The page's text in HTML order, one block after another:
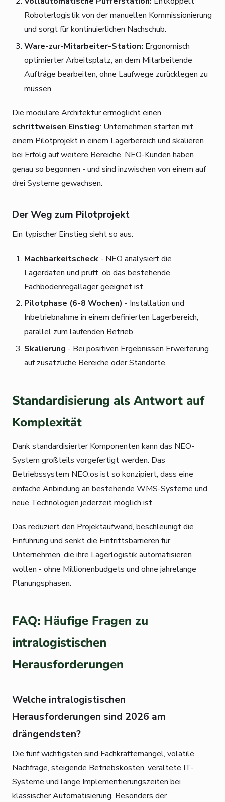
Roboterlogistik von der manuellen Kommissionierung
und sorgt für kontinuierlichen Nachschub.
Ware-zur-Mitarbeiter-Station: Ergonomisch
optimierter Arbeitsplatz, an dem Mitarbeitende
Aufträge bearbeiten, ohne Laufwege zurücklegen zu
müssen.
Die modulare Architektur ermöglicht einen
schrittweisen Einstieg: Unternehmen starten mit
einem Pilotprojekt in einem Lagerbereich und skalieren
bei Erfolg auf weitere Bereiche. NEO-Kunden haben
genau so begonnen - und sind inzwischen von einem auf
drei Systeme gewachsen.
Der Weg zum Pilotprojekt
Ein typischer Einstieg sieht so aus:
Machbarkeitscheck - NEO analysiert die
Lagerdaten und prüft, ob das bestehende
Fachbodenregallager geeignet ist.
Pilotphase (6-8 Wochen) - Installation und
Inbetriebnahme in einem definierten Lagerbereich,
parallel zum laufenden Betrieb.
Skalierung - Bei positiven Ergebnissen Erweiterung
auf zusätzliche Bereiche oder Standorte.
Standardisierung als Antwort auf
Komplexität
Dank standardisierter Komponenten kann das NEO-
System großteils vorgefertigt werden. Das
Betriebssystem NEO:os ist so konzipiert, dass eine
einfache Anbindung an bestehende WMS-Systeme und
neue Technologien jederzeit möglich ist.
Das reduziert den Projektaufwand, beschleunigt die
Einführung und senkt die Eintrittsbarrieren für
Unternehmen, die ihre Lagerlogistik automatisieren
wollen - ohne Millionenbudgets und ohne jahrelange
Planungsphasen.
FAQ: Häufige Fragen zu
intralogistischen
Herausforderungen
Welche intralogistischen
Herausforderungen sind 2026 am
drängendsten?
Die fünf wichtigsten sind Fachkräftemangel, volatile
Nachfrage, steigende Betriebskosten, veraltete IT-
Systeme und lange Implementierungszeiten bei
klassischer Automatisierung. Besonders der